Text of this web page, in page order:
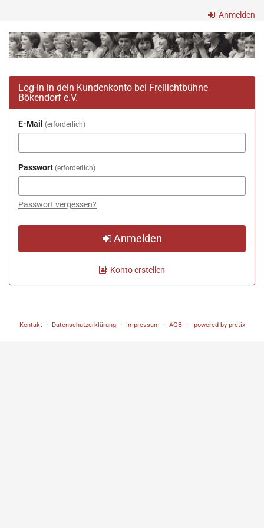
Inhalt
springen
Anmelden
Freilichtbühne
e.V.
Log-in in dein Kundenkonto bei Freilichtbühne
Bökendorf e.V.
E-Mail erforderlich
Passwort erforderlich
Passwort vergessen?
Anmelden
Konto erstellen
Kontakt Datenschutzerklärung Impressum AGB powered by pretix